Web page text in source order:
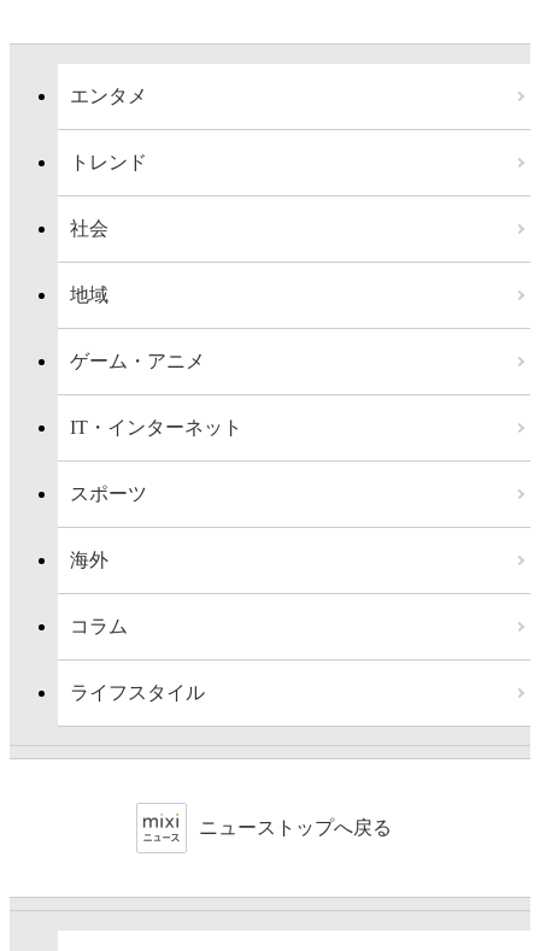
エンタメ
トレンド
社会
地域
ゲーム・アニメ
IT・インターネット
スポーツ
海外
コラム
ライフスタイル
ニューストップへ戻る